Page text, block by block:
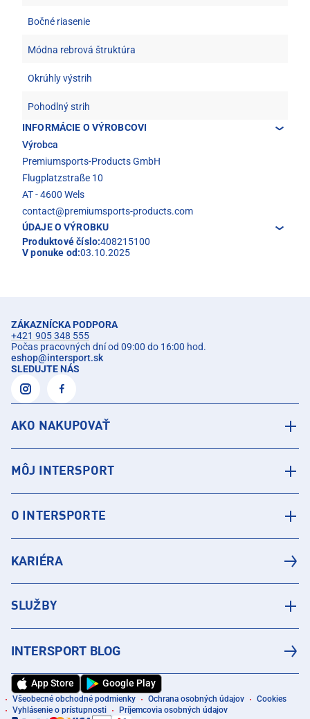
Bočné riasenie
Módna rebrová štruktúra
Okrúhly výstrih
Pohodlný strih
INFORMÁCIE O VÝROBCOVI
Výrobca
Premiumsports-Products GmbH
Flugplatzstraße 10
AT - 4600 Wels
contact@premiumsports-products.com
ÚDAJE O VÝROBKU
Produktové číslo:408215100
V ponuke od:03.10.2025
ZÁKAZNÍCKA PODPORA
+421 905 348 555
Počas pracovných dní od 09:00 do 16:00 hod.
eshop@intersport.sk
SLEDUJTE NÁS
AKO NAKUPOVAŤ
MÔJ INTERSPORT
O INTERSPORTE
KARIÉRA
SLUŽBY
INTERSPORT BLOG
App Store Google Play
Všeobecné obchodné podmienky Ochrana osobných údajov
Cookies
Vyhlásenie o prístupnosti
Príjemcovia osobných údajov